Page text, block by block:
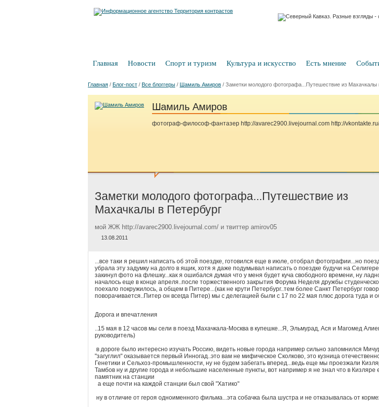
Главная Новости Спорт и туризм Культура и искусство Есть мнение
Главная / Блог-пост / Все блоггеры / Шамиль Амиров / Заметки молодого фотографа...Путешествие из Махачкалы
Шамиль Амиров
фотограф-философ-фантазер http://avarec2900.livejournal.com http://vkontakte.ru/
Заметки молодого фотографа...Путешествие из
Махачкалы в Петербург
мой ЖЖ http://avarec2900.livejournal.com/ и твиттер amirov05
13.08.2011
...все таки я решил написать об этой поездке, готовился еще в июле, отобрал фотографии...но
убрала эту задумку на долго в ящик, хотя я даже подумывал написать о поездке будучи на
закинул фото на флешку...как я ошибался думая что у меня будет куча свободного времени, ну
началось еще в конце апреля..после торжественного закрытия Форума Неделя дружбы
поехало покружилось, а общем в Питере...(как не крути Петербург..тем более Санкт Петербург
поворачивается..Питер он всегда Питер) мы с делегацией были с 17 по 22 мая плюс дорога туда и
Дорога и впечатления
..15 мая в 12 часов мы сели в поезд Махачкала-Москва в купешке...Я, Эльмурад, Ася и Магомед
руководитель)
в дороге было интересно изучать Россию, видеть новые города например сильно запомнился
"загуглил" оказывается первый Инногад..это вам не мифическое Сколково, это кузница
Генетики и Сельхоз-промышленности, ну не будем забегать вперед...ведь еще мы проезжали
Тамбов ну и другие города и небольшие населенные пункты, вот например я не знал что в Кизляре
памятник на станции
а еще почти на каждой станции был свой "Хатико"
ну в отличие от героя одноименного фильма...эта собачка была шустра и не отказывалась от